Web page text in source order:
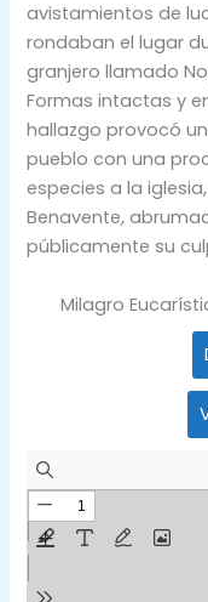
avistamientos de
rondaban el lugar
granjero llamado
Formas intactas y
hallazgo provocó
pueblo con una
especies a la
Benavente,
públicamente su
Milagro